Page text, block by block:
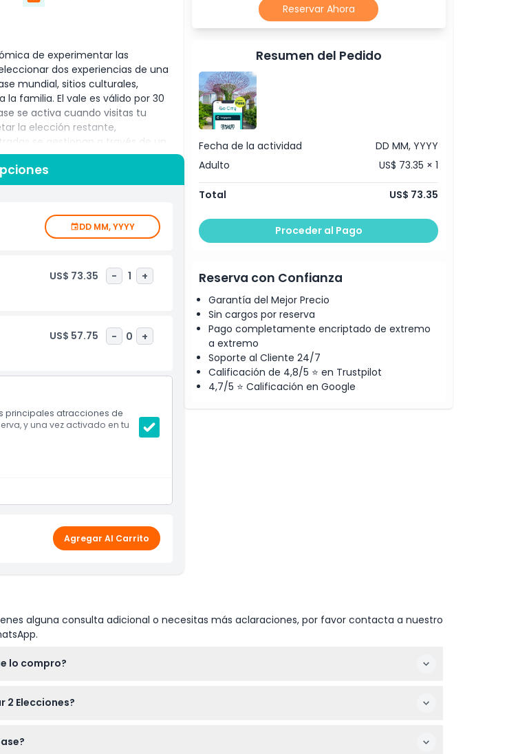
de experimentar las
dos experiencias de una
mundial, sitios culturales,
familia. El vale es válido por 30
se activa cuando visitas tu
la elección restante,
se gestionan a través de un
boletos individuales y facilitando
lugares famosos, explorar barrios
se adapta a tu estilo de viaje. Ideal
DD MM, YYYY
US$ 73.35 - 1 +
US$ 57.75 - 0 +
principales atracciones de
y una vez activado en tu
Agregar Al Carrito
Reservar Ahora
Resumen del Pedido
Fecha de la actividad
DD MM, YYYY
Adulto
US$ 73.35 × 1
Total US$ 73.35
Proceder al Pago
Reserva con Confianza
Garantía del Mejor Precio
Sin cargos por reserva
Pago completamente encriptado de extremo
a extremo
Soporte al Cliente 24/7
Calificación de 4,8/5 ⭐ en Trustpilot
4,7/5 ⭐ Calificación en Google
alguna consulta adicional o necesitas más aclaraciones, por favor contacta a nuestro
lo compro?
nada ya que todo es digital.
2 Elecciones?
con un horario flexible.